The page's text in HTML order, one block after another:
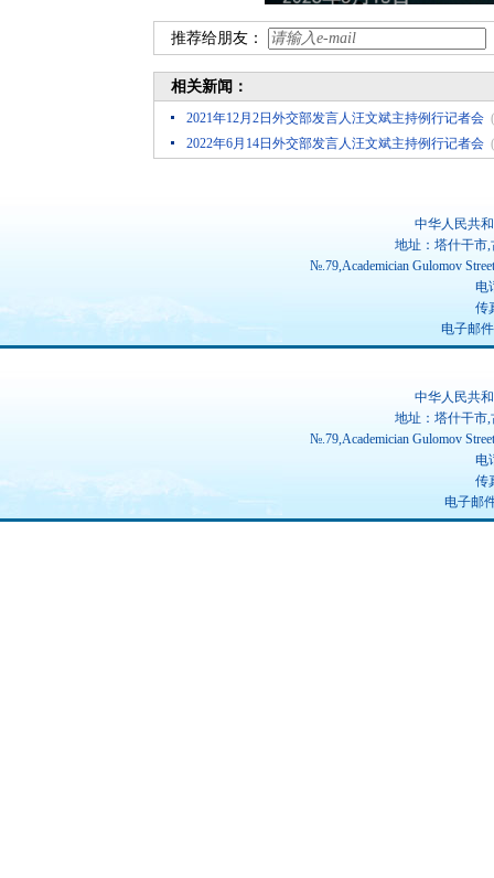
推荐给朋友：
相关新闻：
2021年12月2日外交部发言人汪文斌主持例行记者会
2022年6月14日外交部发言人汪文斌主持例行记者会
中华人民共
地址：塔什干市
№.79,Academician Gulomov
电
传
电子邮件
中华人民共
地址：塔什干市
№.79,Academician Gulomov
电
传
电子邮